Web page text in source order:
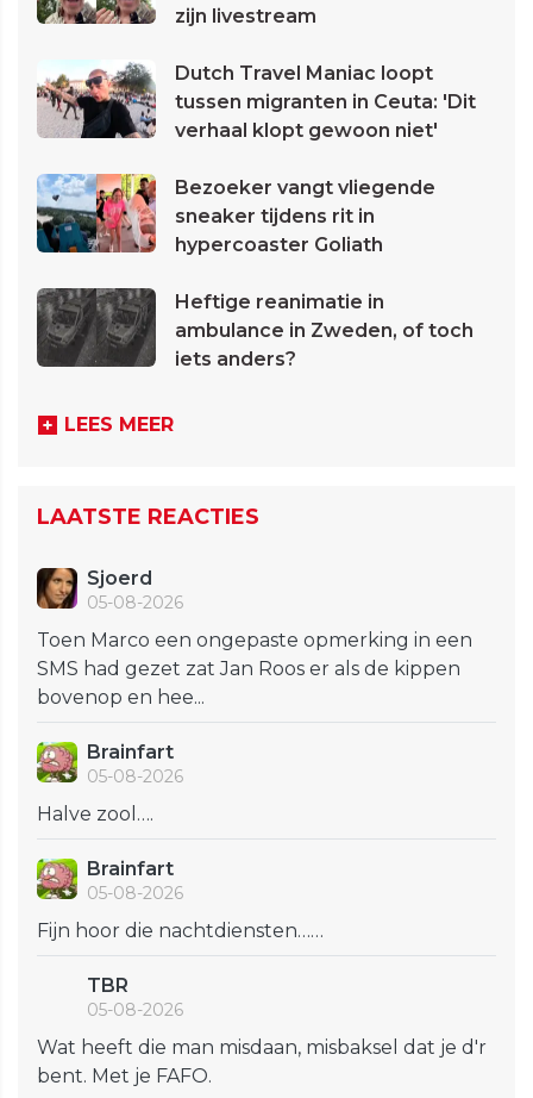
zijn livestream
Dutch Travel Maniac loopt
tussen migranten in Ceuta: 'Dit
verhaal klopt gewoon niet'
Bezoeker vangt vliegende
sneaker tijdens rit in
hypercoaster Goliath
Heftige reanimatie in
ambulance in Zweden, of toch
iets anders?
LEES MEER
LAATSTE REACTIES
Sjoerd
05-08-2026
Toen Marco een ongepaste opmerking in een
SMS had gezet zat Jan Roos er als de kippen
bovenop en hee...
Brainfart
05-08-2026
Halve zool….
Brainfart
05-08-2026
Fijn hoor die nachtdiensten……
TBR
05-08-2026
Wat heeft die man misdaan, misbaksel dat je d'r
bent. Met je FAFO.